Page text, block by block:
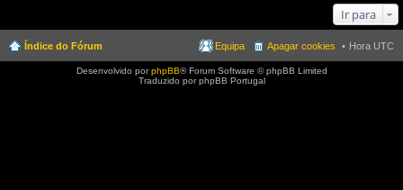
Ir para
Índice do Fórum Hora UTC
Apagar cookies
Equipa
Desenvolvido porphpBB® Forum Software © phpBB Limited
Traduzido por phpBB Portugal